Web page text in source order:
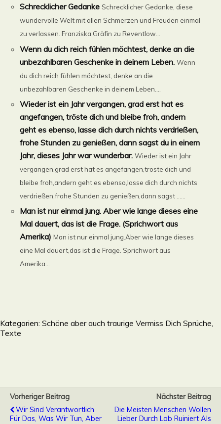
Schrecklicher Gedanke Schrecklicher Gedanke, diese
wundervolle Welt mit allen Schmerzen und Freuden einmal
zu verlassen. Franziska Gräfin zu Reventlow...
Wenn du dich reich fühlen möchtest, denke an die
unbezahlbaren Geschenke in deinem Leben. Wenn
du dich reich fühlen möchtest, denke an die
unbezahlbaren Geschenke in deinem Leben....
Wieder ist ein Jahr vergangen, grad erst hat es
angefangen, tröste dich und bleibe froh, andern
geht es ebenso, lasse dich durch nichts verdrießen,
frohe Stunden zu genießen, dann sagst du in einem
Jahr, dieses Jahr war wunderbar. Wieder ist ein Jahr
vergangen,grad erst hat es angefangen,tröste dich und
bleibe froh,andern geht es ebenso,lasse dich durch nichts
verdrießen,frohe Stunden zu genießen,dann sagst ......
Man ist nur einmal jung. Aber wie lange dieses eine
Mal dauert, das ist die Frage. (Sprichwort aus
Amerika) Man ist nur einmal jung.Aber wie lange dieses
eine Mal dauert,das ist die Frage. Sprichwort aus
Amerika...
Kategorien: Schöne aber auch traurige Vermiss Dich Sprüche,
Texte
Vorheriger Beitrag
Wir Sind Verantwortlich
Für Das, Was Wir Tun, Aber
Nächster Beitrag
Die Meisten Menschen Wollen
Lieber Durch Lob Ruiniert Als